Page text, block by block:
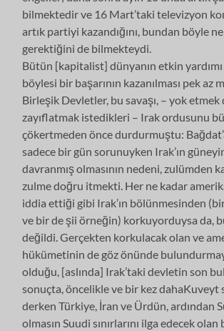
bilmektedir ve 16 Mart’taki televizyon
artık partiyi kazandığını, bundan böyle
gerektiğini de bilmekteydi.
Bütün [kapitalist] dünyanın etkin yardımı
böylesi bir başarının kazanılması pek az
Birleşik Devletler, bu savaşı, – yok etmek
zayıflatmak istedikleri – Irak ordusunu
çökertmeden önce durdurmuştu:
sadece bir gün sorunuyken Irak’ın
davranmış olmasının nedeni, zulümden
zulme doğru itmekti. Her ne kadar
iddia ettiği gibi Irak’ın bölünmesinden
ve bir de şii örneğin) korkuyorduysa da,
değildi. Gerçekten korkulacak olan ve
hükümetinin de göz önünde
olduğu, [aslında] Irak’taki devletin son
sonuçta, öncelikle ve bir kez dahaKuveyt
derken Türkiye, İran ve Ürdün, ardından
olmasın Suudi sınırlarını ilga edecek